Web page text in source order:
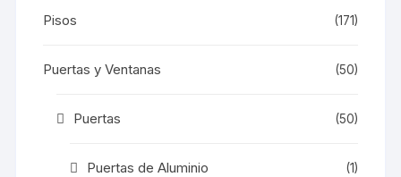
Pisos (171)
Puertas y Ventanas (50)
Puertas (50)
Puertas de Aluminio (1)